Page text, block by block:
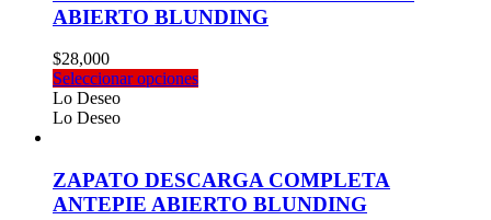
opciones
se
elegir
en
ABIERTO BLUNDING
$28,000
Seleccionar opcionesEste
Las
opciones
se
Lo Deseo
Lo Deseo
ZAPATO DESCARGA COMPLETA
ANTEPIE ABIERTO BLUNDING